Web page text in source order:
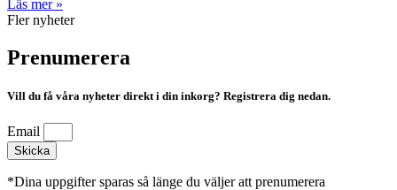
Läs mer »
Fler nyheter
Prenumerera
Vill du få våra nyheter direkt i din inkorg? Registrera dig nedan.
Email
Skicka
*Dina uppgifter sparas så länge du väljer att prenumerera